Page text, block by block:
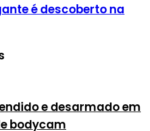
é descoberto na
e desarmado em
bodycam